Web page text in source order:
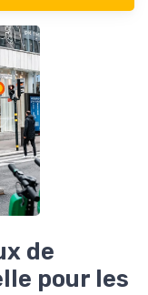
de
pour les